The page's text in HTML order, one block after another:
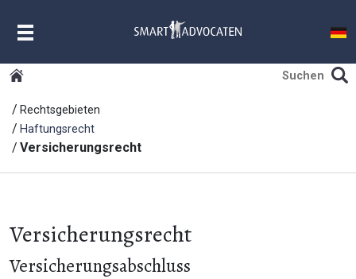
Rechtsgebieten
Haftungsrecht
Versicherungsrecht
Versicherungsrecht
Versicherungsabschluss